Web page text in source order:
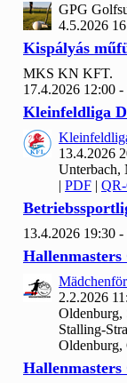
GPG
4.5.2026
Kispályás
MKS KN KFT.
17.4.2026 12:00
Kleinfeldliga
13.4.2026
Unterbach,
| PDF |
13.4.2026 19:30
2.2.2026
Oldenburg,
Stalling-
Oldenburg,